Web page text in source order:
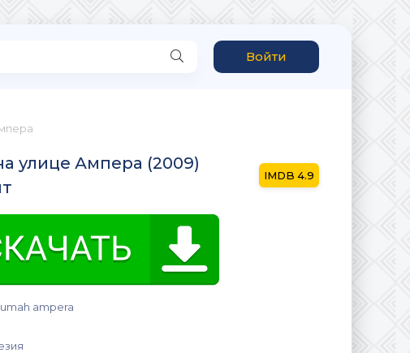
Войти
улице Ампера (2009)
4.9
ampera